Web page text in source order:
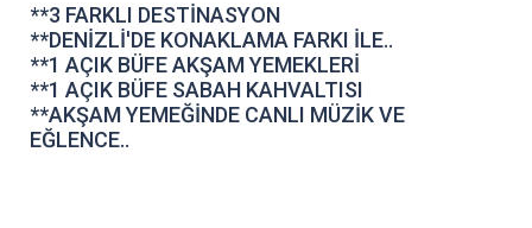
**3 FARKLI DESTİNASYON
**DENİZLİ'DE KONAKLAMA FARKI İLE..
**1 AÇIK BÜFE AKŞAM YEMEKLERİ
**1 AÇIK BÜFE SABAH KAHVALTISI
**AKŞAM YEMEĞİNDE CANLI MÜZİK VE
EĞLENCE..